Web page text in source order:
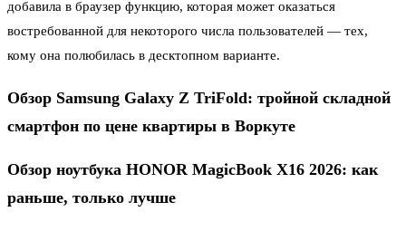
добавила в браузер функцию, которая может оказаться
востребованной для некоторого числа пользователей — тех,
кому она полюбилась в десктопном варианте.
Обзор Samsung Galaxy Z TriFold: тройной складной
смартфон по цене квартиры в Воркуте
Обзор ноутбука HONOR MagicBook X16 2026: как
раньше, только лучше